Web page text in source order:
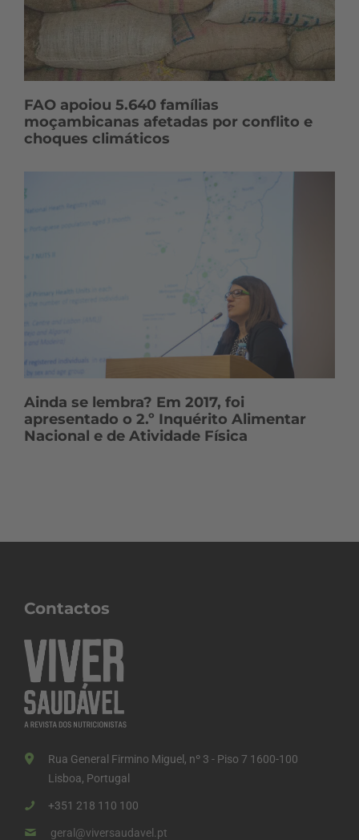
FAO apoiou 5.640 famílias
moçambicanas afetadas por conflito e
choques climáticos
Ainda se lembra? Em 2017, foi
apresentado o 2.º Inquérito Alimentar
Nacional e de Atividade Física
Contactos
Rua General Firmino Miguel, nº 3 - Piso 7 1600-100
Lisboa, Portugal
+351 218 110 100
geral@viversaudavel.pt